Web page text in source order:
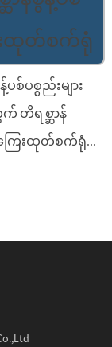
စ်ပစ္စည်းများ
တိရစ္ဆာန်
ေးထုတ်စက်ရုံ...